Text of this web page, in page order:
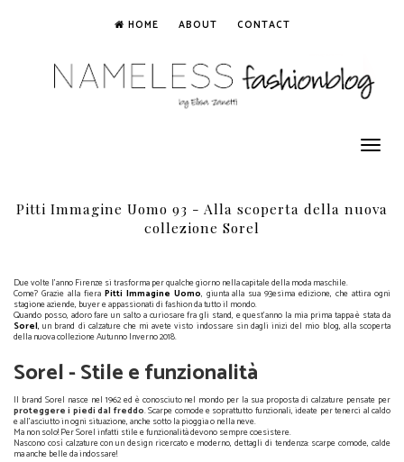
HOME ABOUT CONTACT
Toggle
navigation
Pitti Immagine Uomo 93 - Alla scoperta della nuova
collezione Sorel
Due volte l'anno Firenze si trasforma per qualche giorno nella capitale della moda maschile.
Come? Grazie alla fiera Pitti Immagine Uomo, giunta alla sua 93esima edizione, che attira ogni
stagione aziende, buyer e appassionati di fashion da tutto il mondo.
Quando posso, adoro fare un salto a curiosare fra gli stand, e quest'anno la mia prima tappa è stata da
Sorel, un brand di calzature che mi avete visto indossare sin dagli inizi del mio blog, alla scoperta
della nuova collezione Autunno Inverno 2018.
Sorel - Stile e funzionalità
Il brand Sorel nasce nel 1962 ed è conosciuto nel mondo per la sua proposta di calzature pensate per
proteggere i piedi dal freddo. Scarpe comode e soprattutto funzionali, ideate per tenerci al caldo
e all'asciutto in ogni situazione, anche sotto la pioggia o nella neve.
Ma non solo! Per Sorel infatti stile e funzionalità devono sempre coesistere.
Nascono così calzature con un design ricercato e moderno, dettagli di tendenza: scarpe comode, calde
ma anche belle da indossare!